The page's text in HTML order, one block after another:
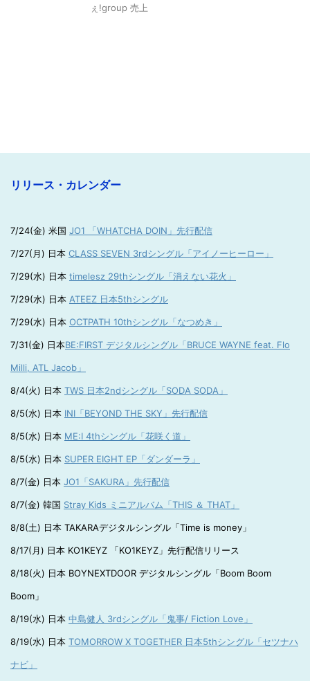
ぇ!group 売上
リリース・カレンダー
7/24(金) 米国 JO1 「WHATCHA DOIN」先行配信
7/27(月) 日本 CLASS SEVEN 3rdシングル「アイノーヒーロー」
7/29(水) 日本 timelesz 29thシングル「消えない花火」
7/29(水) 日本 ATEEZ 日本5thシングル
7/29(水) 日本 OCTPATH 10thシングル「なつめき」
7/31(金) 日本BE:FIRST デジタルシングル「BRUCE WAYNE feat. Flo
Milli, ATL Jacob」
8/4(火) 日本 TWS 日本2ndシングル「SODA SODA」
8/5(水) 日本 INI「BEYOND THE SKY」先行配信
8/5(水) 日本 ME:I 4thシングル「花咲く道」
8/5(水) 日本 SUPER EIGHT EP「ダンダーラ」
8/7(金) 日本 JO1「SAKURA」先行配信
8/7(金) 韓国 Stray Kids ミニアルバム「THIS ＆ THAT」
8/8(土) 日本 TAKARAデジタルシングル「Time is money」
8/17(月) 日本 KO1KEYZ 「KO1KEYZ」先行配信リリース
8/18(火) 日本 BOYNEXTDOOR デジタルシングル「Boom Boom
Boom」
8/19(水) 日本 中島健人 3rdシングル「鬼事/ Fiction Love」
8/19(水) 日本 TOMORROW X TOGETHER 日本5thシングル「セツナハ
ナビ」